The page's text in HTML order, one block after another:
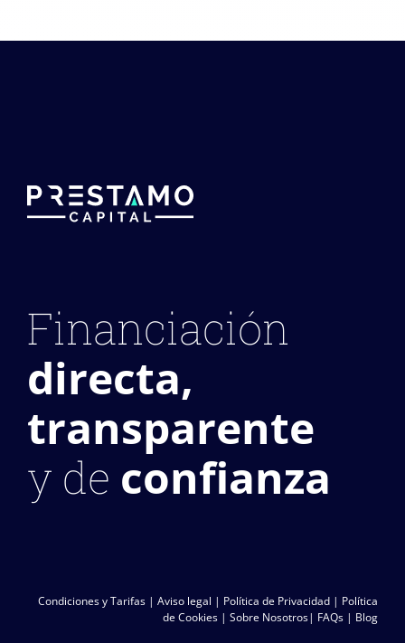
Financiación
directa,
transparente
y de confianza
Condiciones y Tarifas |Aviso legal | Política de Privacidad | Política
de Cookies |Sobre Nosotros| FAQs | Blog